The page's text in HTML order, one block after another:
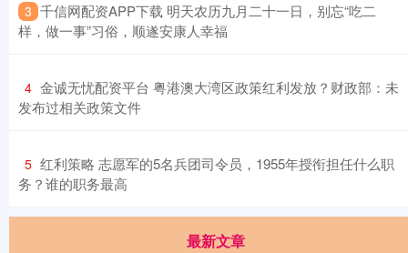
3 ​千信网配资APP下载 明天农历九月二十一日，别忘“吃二
样，做一事”习俗，顺遂安康人幸福
4 ​金诚无忧配资平台 粤港澳大湾区政策红利发放？财政部：未
发布过相关政策文件
5 ​红利策略 志愿军的5名兵团司令员，1955年授衔担任什么职
务？谁的职务最高
最新文章